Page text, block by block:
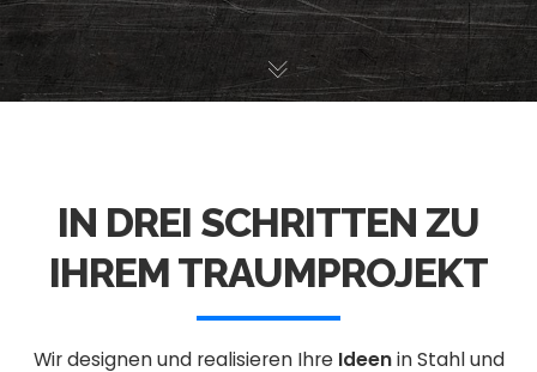
IN DREI SCHRITTEN ZU
IHREM TRAUMPROJEKT
Wir designen und realisieren Ihre Ideenin Stahl und